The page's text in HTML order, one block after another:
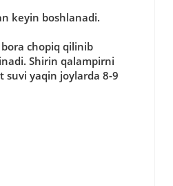
keyin boshlanadi.
bora chopiq qilinib
Shirin qalampirni
suvi yaqin joylarda 8-9